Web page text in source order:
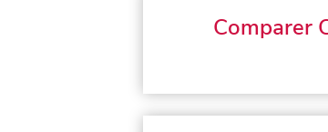
Comparer